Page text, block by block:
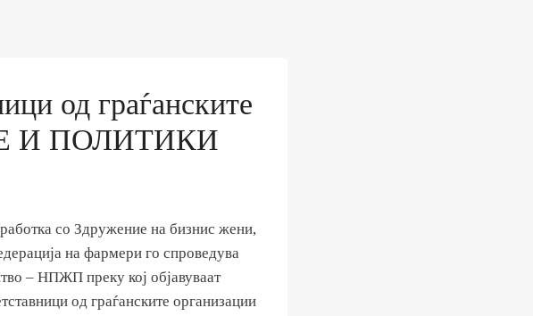
од граѓанските
И ПОЛИТИКИ
со Здружение на бизнис жени,
на фармери го спроведува
– НПЖП преку кој објавуваат
од граѓанските организации